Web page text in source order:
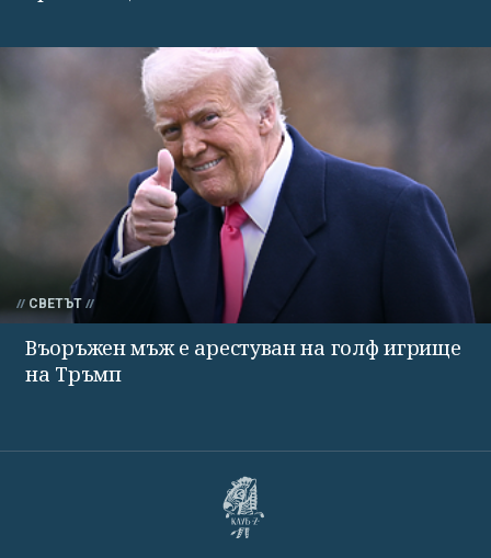
СВЕТЪТ
Въоръжен мъж е арестуван на голф игрище
на Тръмп